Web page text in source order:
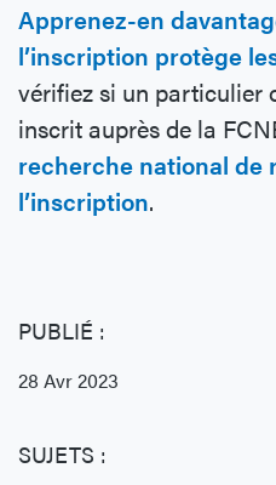
PUBLIÉ :
28 Avr 2023
SUJETS :
Apprenez-en
l’inscription protège
vérifiez si un particulier
inscrit auprès de la
recherche national de
l’inscription.